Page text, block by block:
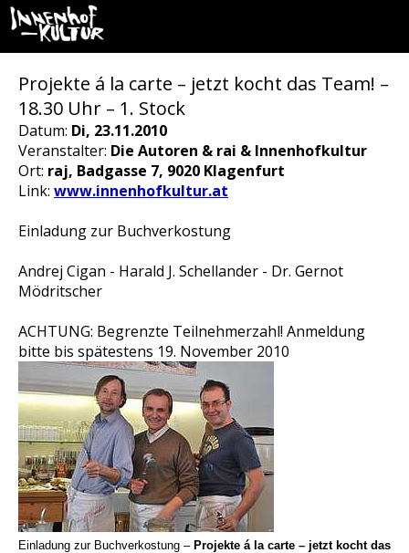
Projekte á la carte – jetzt kocht das Team! –
18.30 Uhr – 1. Stock
Datum: Di, 23.11.2010
Veranstalter: Die Autoren & rai & Innenhofkultur
Ort: raj, Badgasse 7, 9020 Klagenfurt
Link: www.innenhofkultur.at
Einladung zur Buchverkostung
Andrej Cigan - Harald J. Schellander - Dr. Gernot
Mödritscher
ACHTUNG: Begrenzte Teilnehmerzahl! Anmeldung
bitte bis spätestens 19. November 2010
Einladung zur Buchverkostung – Projekte á la carte – jetzt kocht das